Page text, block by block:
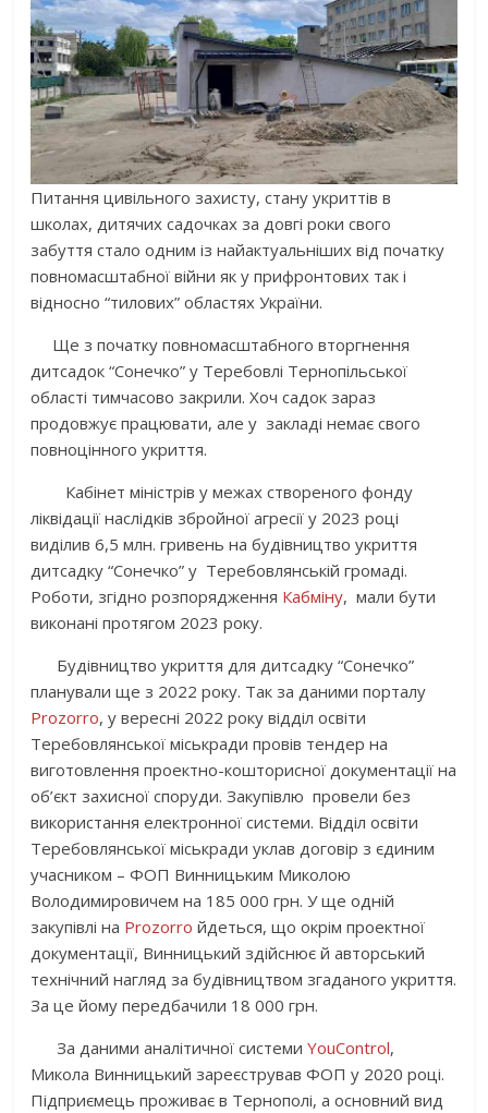
Питання цивільного захисту, стану укриттів в
школах, дитячих садочках за довгі роки свого
забуття стало одним із найактуальніших від початку
повномасштабної війни як у прифронтових так і
відносно “тилових” областях України.
Ще з початку повномасштабного вторгнення
дитсадок “Сонечко” у Теребовлі Тернопільської
області тимчасово закрили. Хоч садок зараз
продовжує працювати, але у закладі немає свого
повноцінного укриття.
Кабінет міністрів у межах створеного фонду
ліквідації наслідків збройної агресії у 2023 році
виділив 6,5 млн. гривень на будівництво укриття
дитсадку “Сонечко” у Теребовлянській громаді.
Роботи, згідно розпорядження Кабміну, мали бути
виконані протягом 2023 року.
Будівництво укриття для дитсадку “Сонечко”
планували ще з 2022 року. Так за даними порталу
Prozorro, у вересні 2022 року відділ освіти
Теребовлянської міськради провів тендер на
виготовлення проектно-кошторисної документації на
об’єкт захисної споруди. Закупівлю провели без
використання електронної системи. Відділ освіти
Теребовлянської міськради уклав договір з єдиним
учасником – ФОП Винницьким Миколою
Володимировичем на 185 000 грн. У ще одній
закупівлі на Prozorro йдеться, що окрім проектної
документації, Винницький здійснює й авторський
технічний нагляд за будівництвом згаданого укриття.
За це йому передбачили 18 000 грн.
За даними аналітичної системиYouControl,
Микола Винницький зареєстрував ФОП у 2020 році.
Підприємець проживає в Тернополі, а основний вид